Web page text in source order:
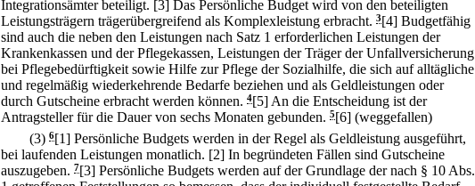
Integrationsämter beteiligt. [3] Das Persönliche Budget wird von den beteiligten
Leistungsträgern trägerübergreifend als Komplexleistung erbracht. 3[4] Budgetfähig
sind auch die neben den Leistungen nach Satz 1 erforderlichen Leistungen der
Krankenkassen und der Pflegekassen, Leistungen der Träger der Unfallversicherung
bei Pflegebedürftigkeit sowie Hilfe zur Pflege der Sozialhilfe, die sich auf alltägliche
und regelmäßig wiederkehrende Bedarfe beziehen und als Geldleistungen oder
durch Gutscheine erbracht werden können. 4[5] An die Entscheidung ist der
Antragsteller für die Dauer von sechs Monaten gebunden. 5[6] (weggefallen)
(3) 6[1] Persönliche Budgets werden in der Regel als Geldleistung ausgeführt,
bei laufenden Leistungen monatlich. [2] In begründeten Fällen sind Gutscheine
auszugeben. 7[3] Persönliche Budgets werden auf der Grundlage der nach § 10 Abs.